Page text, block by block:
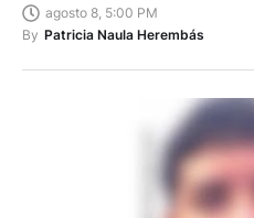
agosto 8, 5:00 PM
By Patricia Naula Herembás